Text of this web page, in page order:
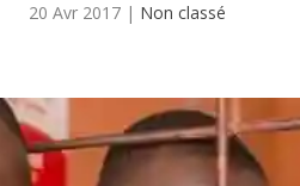
20 Avr 2017 | Non classé